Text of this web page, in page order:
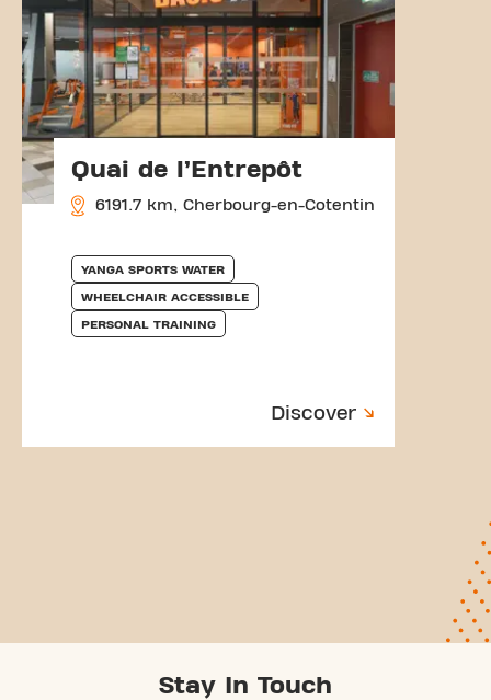
Quai de l’Entrepôt
6191.7 km, Cherbourg-en-Cotentin
YANGA SPORTS WATER
WHEELCHAIR ACCESSIBLE
PERSONAL TRAINING
Discover
Stay In Touch